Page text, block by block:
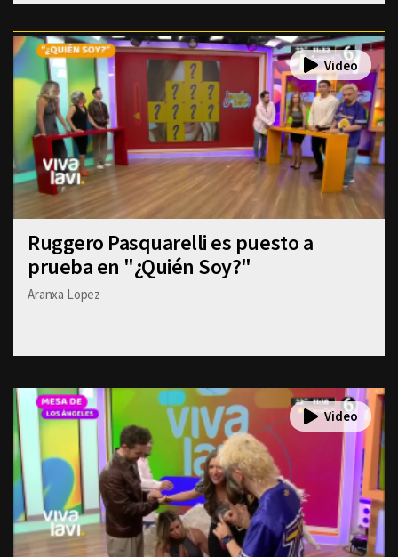
Ruggero Pasquarelli es puesto a
prueba en "¿Quién Soy?"
Aranxa Lopez